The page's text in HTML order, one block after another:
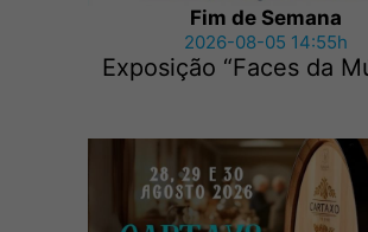
Fim de Semana
2026-08-05 14:55h
Exposição “Faces da